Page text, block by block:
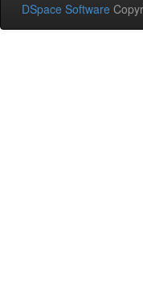
DSpace Software